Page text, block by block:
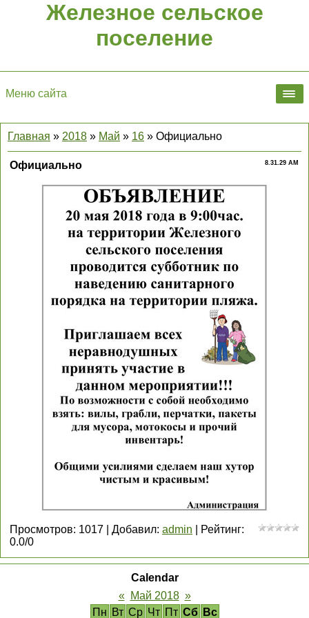
Железное сельское
поселение
Меню сайта
Главная » 2018 » Май » 16 » Официально
8.31.29 AM
Официально
Просмотров: 1017 Добавил: admin Рейтинг:
0.0/0
Calendar
«
Май 2018 »
Пн Вт Ср Чт Пт Сб Вс